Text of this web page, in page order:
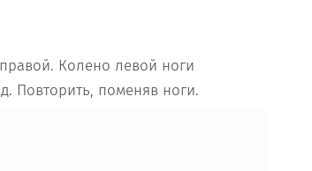
Колено левой ноги
Повторить, поменяв ноги.